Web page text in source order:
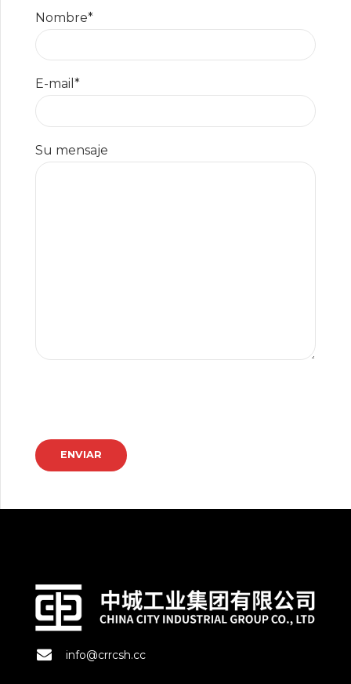
Nombre*
E-mail*
Su mensaje
info@crrcsh.cc